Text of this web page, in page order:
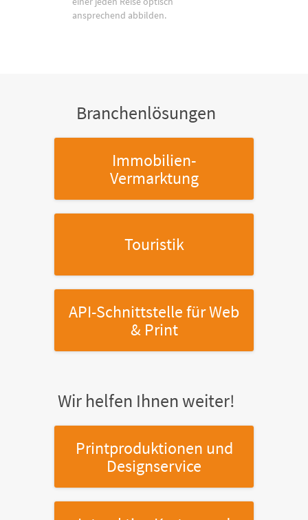
ansprechend abbilden.
Branchenlösungen
Immobilien-
Vermarktung
Touristik
API-Schnittstellefür Web
& Print
Wir helfen Ihnen weiter!
Printproduktionen und
Designservice